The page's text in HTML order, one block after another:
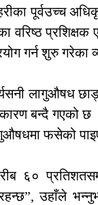
पूर्वउच्च
वरिष्ठ
गर्न शुरु गरेका
लागुऔषध
बन्दै गएको
फसेको
६०
उहाँले